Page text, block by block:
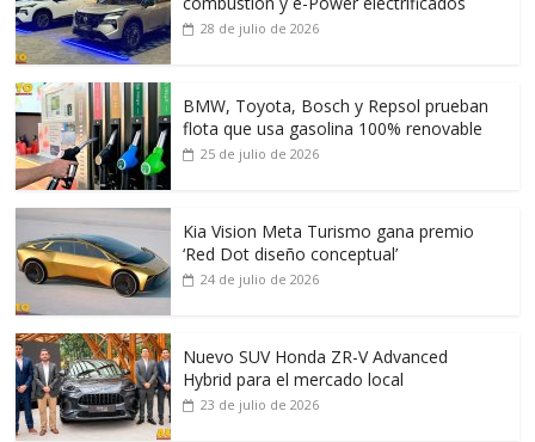
28 de julio de 2026
BMW, Toyota, Bosch y Repsol prueban
flota que usa gasolina 100% renovable
25 de julio de 2026
Kia Vision Meta Turismo gana premio
‘Red Dot diseño conceptual’
24 de julio de 2026
Nuevo SUV Honda ZR-V Advanced
Hybrid para el mercado local
23 de julio de 2026